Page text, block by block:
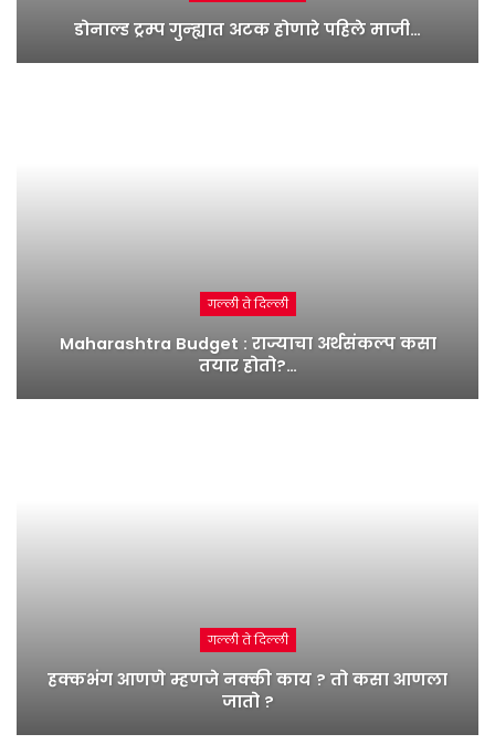
डोनाल्ड ट्रम्प गुन्ह्यात अटक होणारे पहिले माजी…
गल्ली ते दिल्ली
Maharashtra Budget : राज्याचा अर्थसंकल्प कसा
तयार होतो?…
गल्ली ते दिल्ली
हक्कभंग आणणे म्हणजे नक्की काय ? तो कसा आणला
जातो ?